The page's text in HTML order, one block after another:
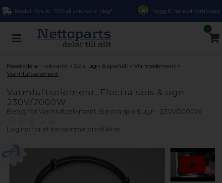
Beställ före kl. 17.00 så skickar vi idag* Trygg E-handel certifierad
0
Reservdelar - vitvaror » Spis, ugn & spishäll »Värmeelement »
Varmluftselement
Varmluftselement, Electra spis & ugn -
230V/2000W
Betyg förVarmluftselement, Electra spis & ugn - 230V/2000W
Log ind for at bedømme produktet